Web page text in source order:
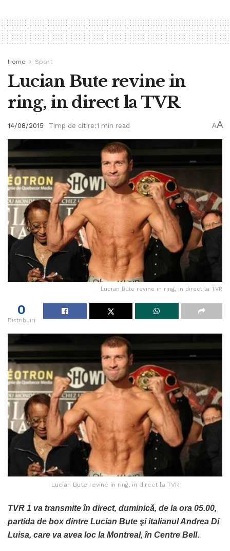
Home Sport
Lucian Bute revine in
ring, in direct la TVR
14/08/2015 Timp de citire:1 min read AA
Lucian Bute revine in ring, in direct la TVR
0
Distribuiri
Lucian Bute revine in ring, in direct la TVR
TVR 1 va transmite în direct, duminică, de la ora 05.00,
partida de box dintre Lucian Bute şi italianul Andrea Di
Luisa, care va avea loc la Montreal, în Centre Bell.